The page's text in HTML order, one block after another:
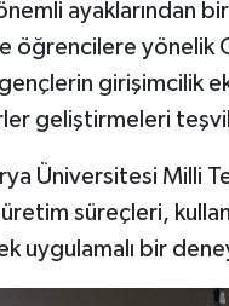
ayaklarından
öğrencilere yönelik
girişimcilik
geliştirmeleri
Üniversitesi Milli
süreçleri,
uygulamalı bir